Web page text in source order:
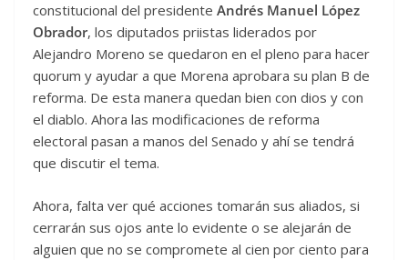
constitucional del presidente Andrés Manuel López
Obrador, los diputados priistas liderados por
Alejandro Moreno se quedaron en el pleno para hacer
quorum y ayudar a que Morena aprobara su plan B de
reforma. De esta manera quedan bien con dios y con
el diablo. Ahora las modificaciones de reforma
electoral pasan a manos del Senado y ahí se tendrá
que discutir el tema.
Ahora, falta ver qué acciones tomarán sus aliados, si
cerrarán sus ojos ante lo evidente o se alejarán de
alguien que no se compromete al cien por ciento para